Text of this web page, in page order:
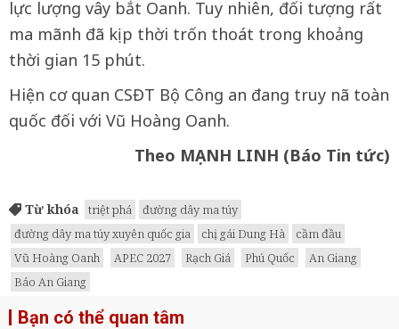
lực lượng vây bắt Oanh. Tuy nhiên, đối tượng rất
ma mãnh đã kịp thời trốn thoát trong khoảng
thời gian 15 phút.
Hiện cơ quan CSĐT Bộ Công an đang truy nã toàn
quốc đối với Vũ Hoàng Oanh.
Theo MẠNH LINH (Báo Tin tức)
Từ khóa triệt phá
đường dây ma túy
đường dây ma túy xuyên quốc gia
chị gái Dung Hà
cầm đầu
Vũ Hoàng Oanh
APEC 2027 Rạch Giá Phú Quốc
An Giang
Báo An Giang
Bạn có thể quan tâm